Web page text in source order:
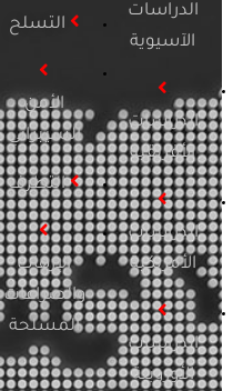
الدراسات
الآسيوية
الدراسات
الأفريقية
الدراسات
الأمريكية
الدراسات
الأوروبية
التسلح
الأمن
السيبراني
التطرف
الإرهاب
والصراعات
المسلحة